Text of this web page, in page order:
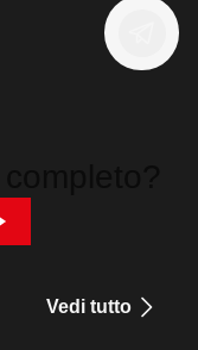
Vedi tutto